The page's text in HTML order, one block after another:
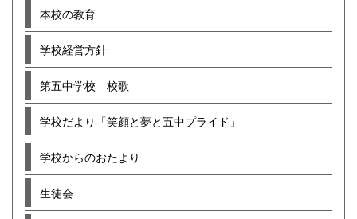
本校の教育
学校経営方針
第五中学校 校歌
学校だより「笑顔と夢と五中プライド」
学校からのおたより
生徒会